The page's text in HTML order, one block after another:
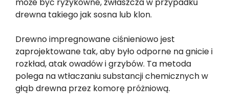
drewna takiego jak sosna lub klon.
Drewno impregnowane ciśnieniowo jest
zaprojektowane tak, aby było odporne na gnicie i
rozkład, atak owadów i grzybów. Ta metoda
polega na wtłaczaniu substancji chemicznych w
głąb drewna przez komorę próżniową.